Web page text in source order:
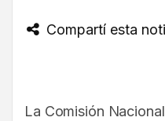
Compartí esta
La Comisión